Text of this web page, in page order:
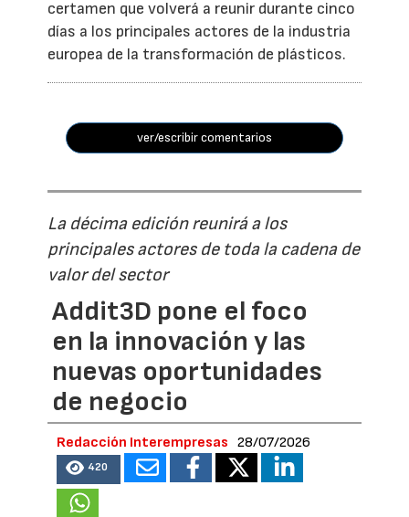
certamen que volverá a reunir durante cinco
días a los principales actores de la industria
europea de la transformación de plásticos.
ver/escribir comentarios
La décima edición reunirá a los
principales actores de toda la cadena de
valor del sector
Addit3D pone el foco
en la innovación y las
nuevas oportunidades
de negocio
Redacción Interempresas 28/07/2026
420